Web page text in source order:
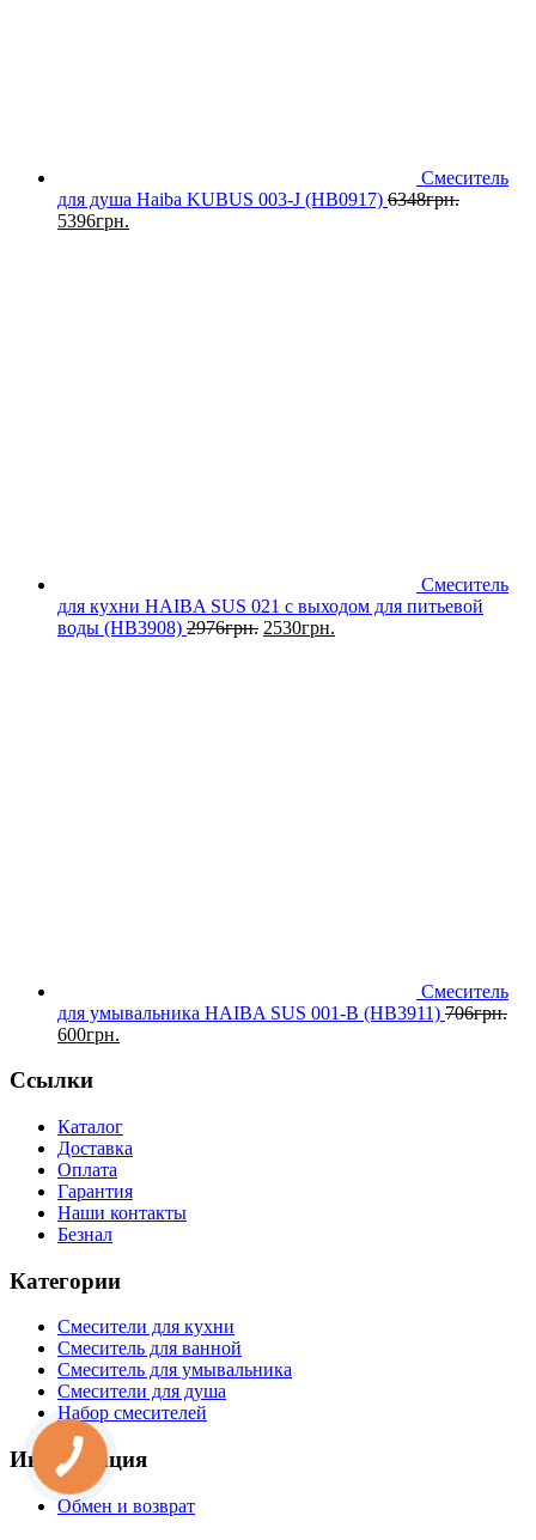
Смеситель
для душа Haiba KUBUS 003-J (HB0917) 6348грн.
5396грн.
Смеситель
для кухни HAIBA SUS 021 с выходом для питьевой
воды (HB3908) 2976грн. 2530грн.
Смеситель
для умывальника HAIBA SUS 001-B (HB3911) 706грн.
600грн.
Ссылки
Каталог
Доставка
Оплата
Гарантия
Наши контакты
Безнал
Категории
Смесители для кухни
Смеситель для ванной
Смеситель для умывальника
Смесители для душа
Набор смесителей
Информация
Обмен и возврат